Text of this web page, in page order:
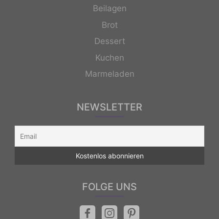
Beilagen
Brot
Dessert
Kuchen
Marmeladen
NEWSLETTER
FOLGE UNS